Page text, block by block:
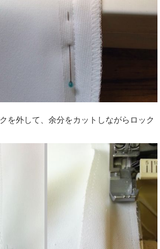
を外して、余分をカットしながらロック